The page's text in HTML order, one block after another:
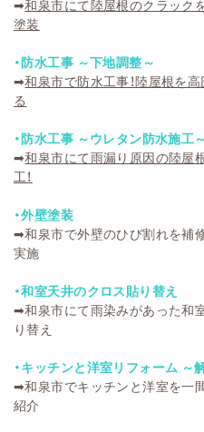
➡和泉市にて陸屋根のクラック
塗装
・防水工事 ～下地調整～
➡和泉市で防水工事！陸屋根を
る
・防水工事 ～ウレタン防水施工～
➡和泉市にて雨漏り原因の陸屋
工！
・外壁塗装
➡和泉市で外壁のひび割れを補
実施
・和室天井のクロス貼り替え
➡和泉市にて雨染みがあった和
り替え
・キッチンと洋室リフォーム ～
➡和泉市でキッチンと洋室を一
紹介